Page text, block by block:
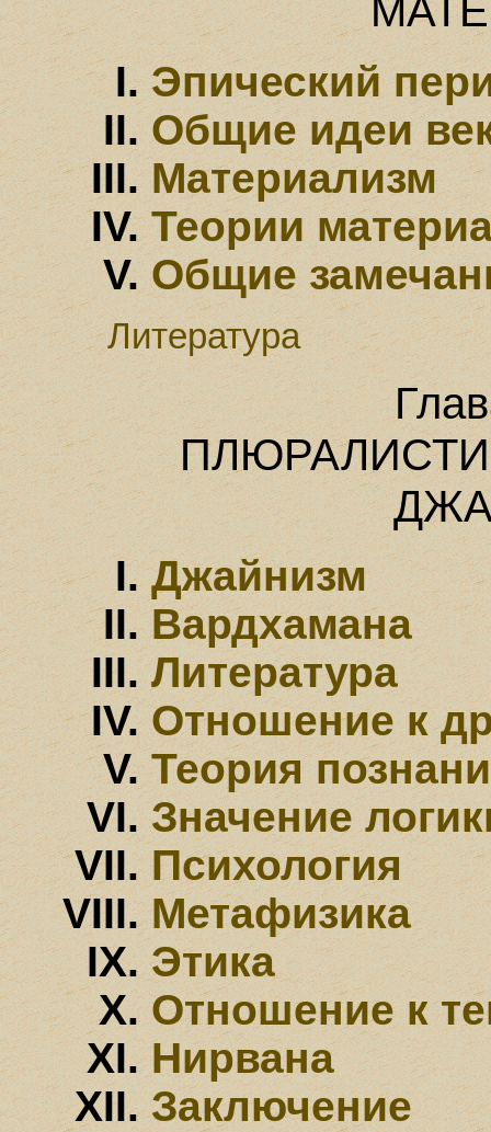
Эпический
Общие идеи
Материализм
Теории
Общие
Литература
Джайнизм
Вардхамана
Литература
Отношение к
Теория
Значение
Психология
Метафизика
Этика
Отношение к
Нирвана
Заключение